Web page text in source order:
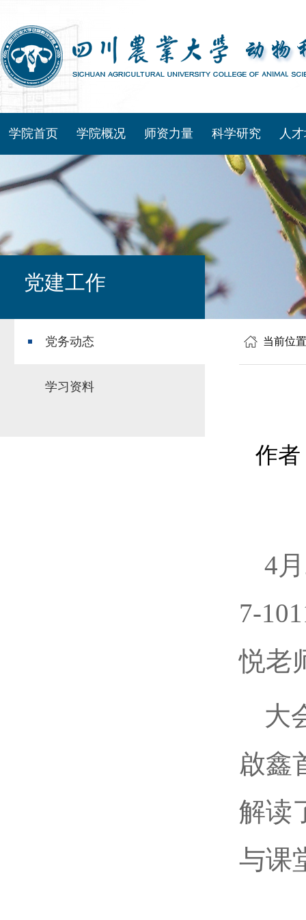
学院首页 学院概况 师资力量 科学研究 人
党建工作
党务动态
学习资料
当前位
作者
4
7-
悦老
大
啟鑫
解读
与课